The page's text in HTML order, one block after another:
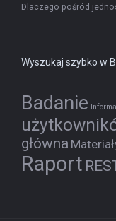
Dlaczego pośród
Wyszukaj szybko w
Badanie
główna
Raport